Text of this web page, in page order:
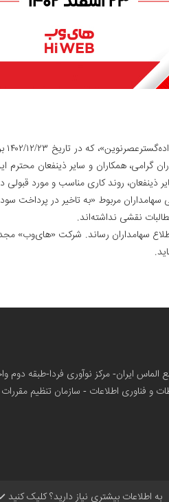
۱۴۰۲/۱۲/۲۳ برگزار شد، به اطلاع سهامداران
روند کاری مناسب و مورد قبولی
مربوط «به تاخیر در پرداخت
نقشی نداشته‌اند.
سهامداران رساند. شرکت «های‌وب»
ایران- مرکز نوآوری فردا-طبقه دوم
و فناوری اطلاعات - سازمان تنظیم
به اطلاعات بیشتری نیاز دارید؟ کلیک کنید